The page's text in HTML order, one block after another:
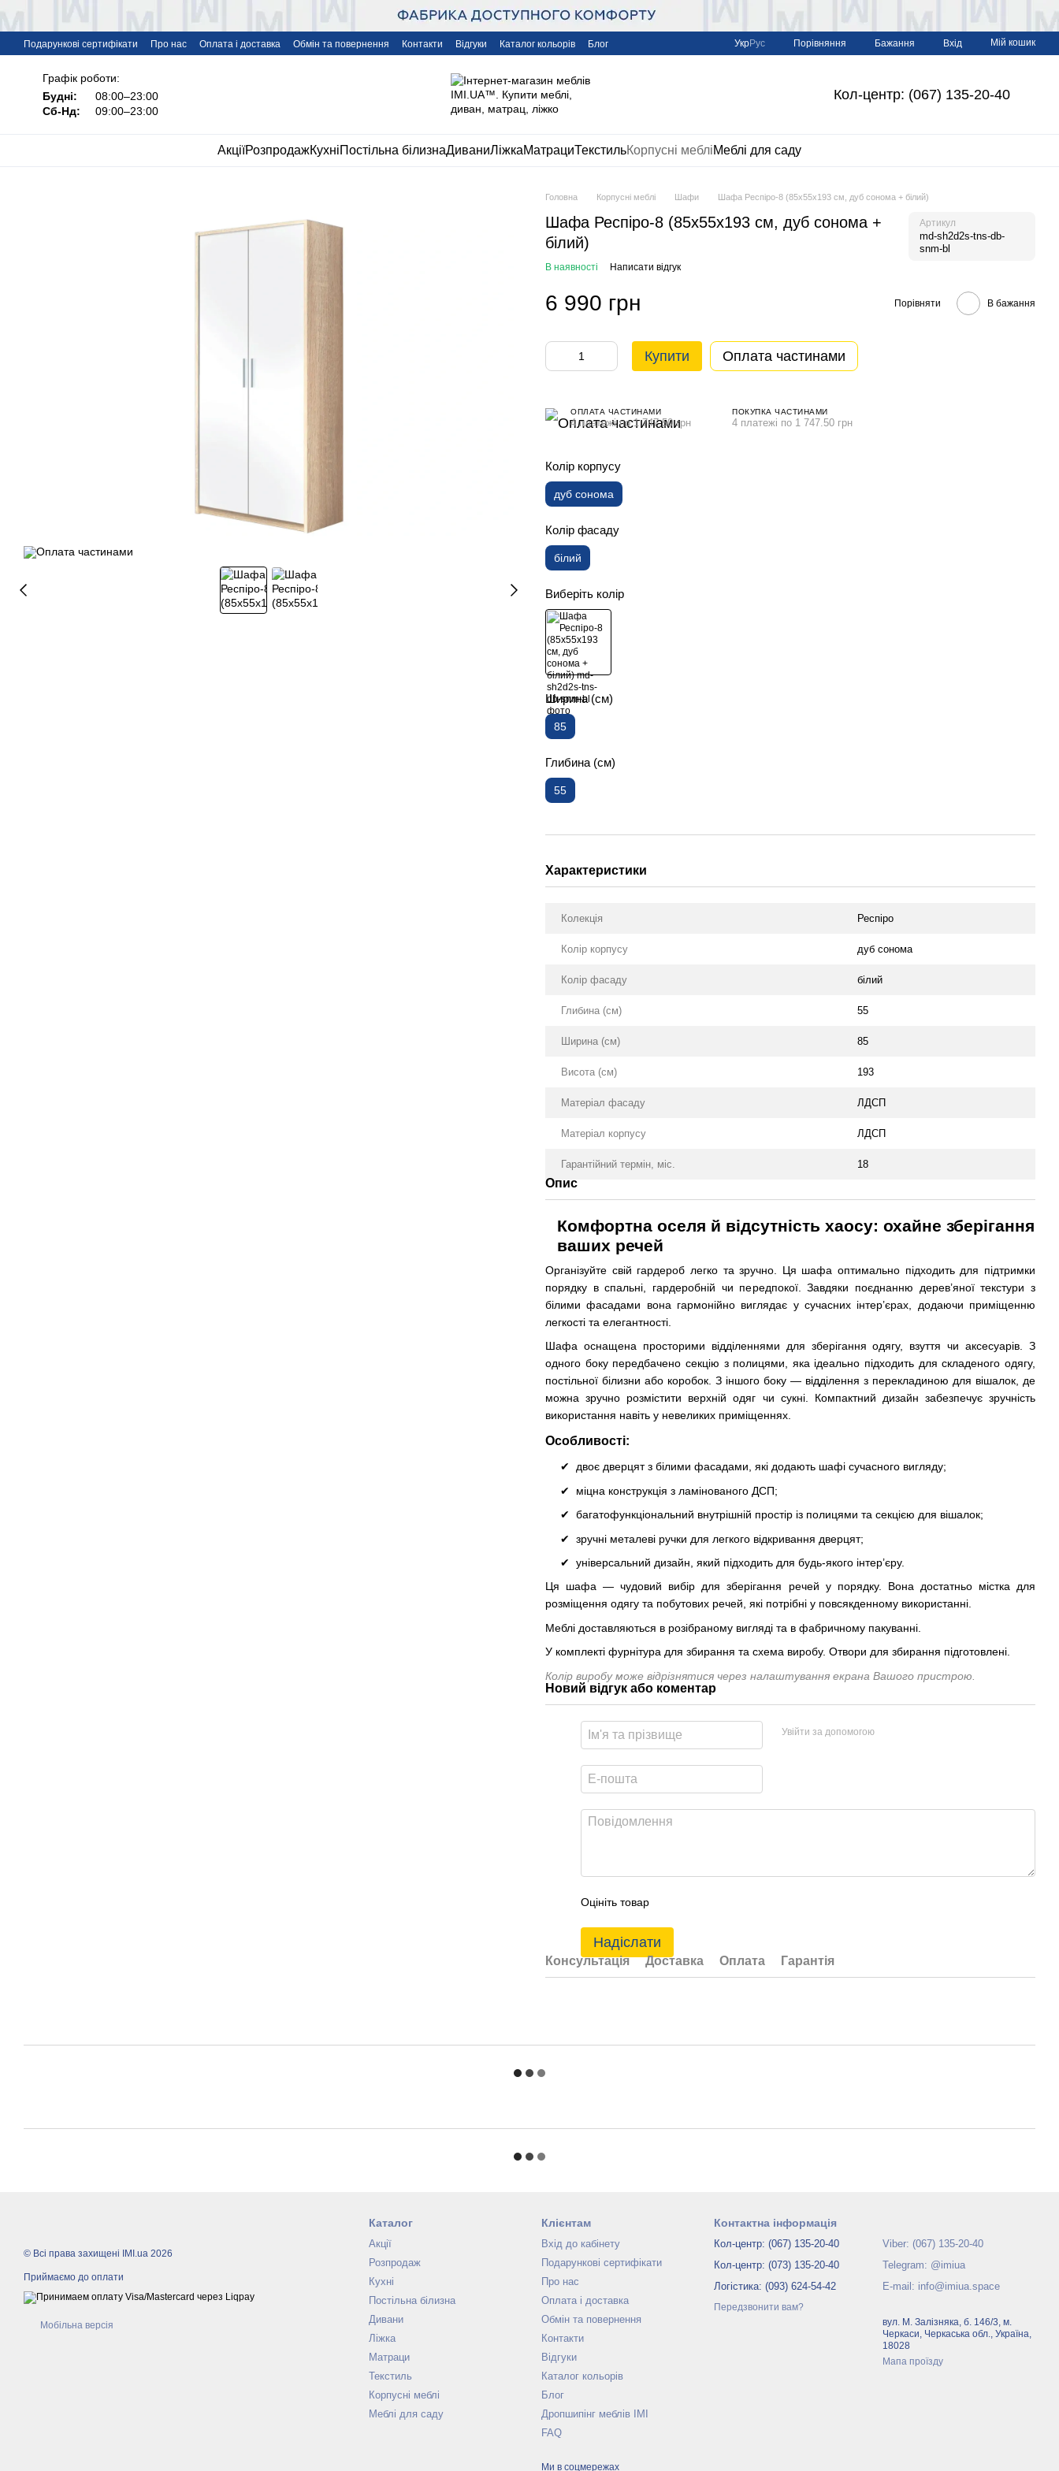
Перейти до основного контенту
Подарункові сертифікати Про нас Оплата і доставка Обмін та повернення Контакти Відгуки Каталог кольорів
Блог
УкрРус Порівняння Бажання Вхід Мій кошик
Графік роботи:
Будні:
08:00–23:00
Сб-Нд:
09:00–23:00
Кол-центр: (067) 135-20-40
АкціїРозпродажКухніПостільна білизнаДиваниЛіжкаМатрациТекстильКорпусні мебліМеблі для саду
Головна Корпусні меблі Шафи Шафа Респіро-8 (85х55х193 см, дуб сонома + білий)
Шафа Респіро-8 (85х55х193 см, дуб сонома +
білий)
Артикул
md-sh2d2s-tns-db-
snm-bl
В наявності Написати відгук
6 990 грн Порівняти В бажання
Купити Оплата частинами
ОПЛАТА ЧАСТИНАМИ
4 платежі по 1 747.50 грн
ПОКУПКА ЧАСТИНАМИ
4 платежі по 1 747.50 грн
Колір корпусу
дуб сонома
Колір фасаду
білий
Виберіть колір
Ширина (см)
85
Глибина (см)
55
Характеристики
Колекція Респіро
Колір корпусу дуб сонома
Колір фасаду білий
Глибина (см) 55
Ширина (см) 85
Висота (см) 193
Матеріал фасаду ЛДСП
Матеріал корпусу ЛДСП
Гарантійний термін, міс. 18
Опис
Комфортна оселя й відсутність хаосу: охайне зберігання
ваших речей
Організуйте свій гардероб легко та зручно. Ця шафа оптимально підходить для підтримки
порядку в спальні, гардеробній чи передпокої. Завдяки поєднанню дерев’яної текстури з
білими фасадами вона гармонійно виглядає у сучасних інтер’єрах, додаючи приміщенню
легкості та елегантності.
Шафа оснащена просторими відділеннями для зберігання одягу, взуття чи аксесуарів. З
одного боку передбачено секцію з полицями, яка ідеально підходить для складеного одягу,
постільної білизни або коробок. З іншого боку — відділення з перекладиною для вішалок, де
можна зручно розмістити верхній одяг чи сукні. Компактний дизайн забезпечує зручність
використання навіть у невеликих приміщеннях.
Особливості:
двоє дверцят з білими фасадами, які додають шафі сучасного вигляду;
міцна конструкція з ламінованого ДСП;
багатофункціональний внутрішній простір із полицями та секцією для вішалок;
зручні металеві ручки для легкого відкривання дверцят;
універсальний дизайн, який підходить для будь-якого інтер’єру.
Ця шафа — чудовий вибір для зберігання речей у порядку. Вона достатньо містка для
розміщення одягу та побутових речей, які потрібні у повсякденному використанні.
Меблі доставляються в розібраному вигляді та в фабричному пакуванні.
У комплекті фурнітура для збирання та схема виробу. Отвори для збирання підготовлені.
Колір виробу може відрізнятися через налаштування екрана Вашого пристрою.
Новий відгук або коментар
Увійти за допомогою
Оцініть товар
Надіслати
Консультація Доставка Оплата Гарантія
© Всі права захищені IMI.ua 2026
Приймаємо до оплати
Мобільна версія
Каталог
Акції
Розпродаж
Кухні
Постільна білизна
Дивани
Ліжка
Матраци
Текстиль
Корпусні меблі
Меблі для саду
Клієнтам
Вхід до кабінету
Подарункові сертифікати
Про нас
Оплата і доставка
Обмін та повернення
Контакти
Відгуки
Каталог кольорів
Блог
Дропшипінг меблів IMI
FAQ
Ми в соцмережах
Контактна інформація
Кол-центр: (067) 135-20-40
Кол-центр: (073) 135-20-40
Логістика: (093) 624-54-42
Передзвонити вам?
Viber: (067) 135-20-40
Telegram: @imiua
E-mail: info@imiua.space
вул. М. Залізняка, б. 146/3, м.
Черкаси, Черкаська обл., Україна,
18028
Мапа проїзду